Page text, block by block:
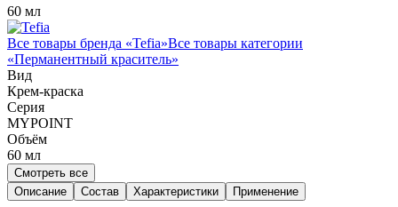
60 мл
Все товары бренда «Tefia»Все товары категории
«Перманентный краситель»
Вид
Крем-краска
Серия
MYPOINT
Объём
60 мл
Смотреть все
Описание
Состав Характеристики Применение